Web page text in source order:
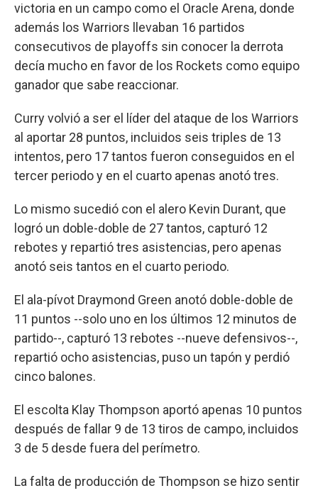
victoria en un campo como el Oracle Arena, donde
además los Warriors llevaban 16 partidos
consecutivos de playoffs sin conocer la derrota
decía mucho en favor de los Rockets como equipo
ganador que sabe reaccionar.
Curry volvió a ser el líder del ataque de los Warriors
al aportar 28 puntos, incluidos seis triples de 13
intentos, pero 17 tantos fueron conseguidos en el
tercer periodo y en el cuarto apenas anotó tres.
Lo mismo sucedió con el alero Kevin Durant, que
logró un doble-doble de 27 tantos, capturó 12
rebotes y repartió tres asistencias, pero apenas
anotó seis tantos en el cuarto periodo.
El ala-pívot Draymond Green anotó doble-doble de
11 puntos --solo uno en los últimos 12 minutos de
partido--, capturó 13 rebotes --nueve defensivos--,
repartió ocho asistencias, puso un tapón y perdió
cinco balones.
El escolta Klay Thompson aportó apenas 10 puntos
después de fallar 9 de 13 tiros de campo, incluidos
3 de 5 desde fuera del perímetro.
La falta de producción de Thompson se hizo sentir